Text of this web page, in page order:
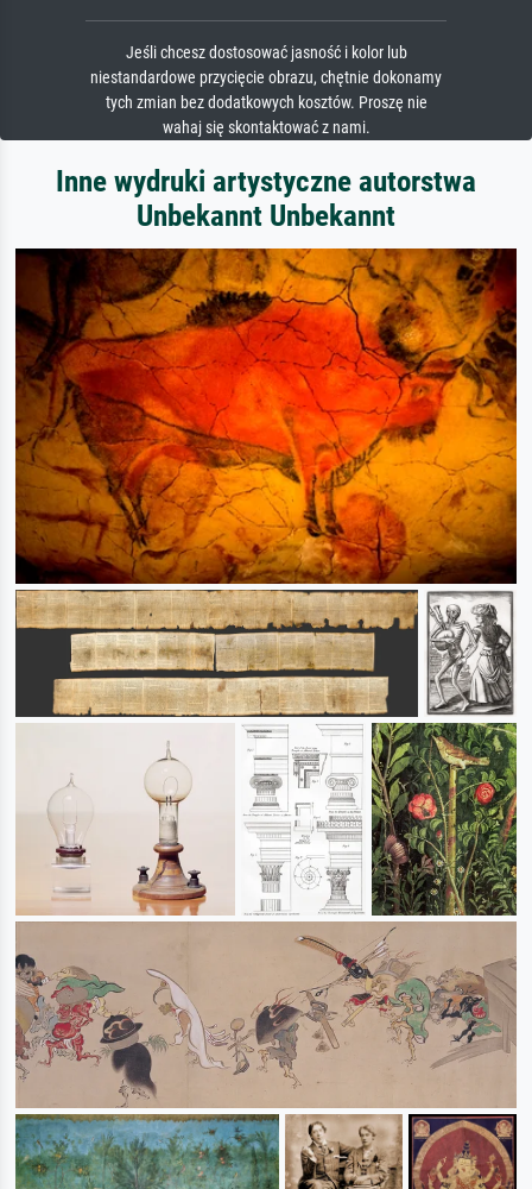
Jeśli chcesz dostosować jasność i kolor lub
niestandardowe przycięcie obrazu, chętnie dokonamy
tych zmian bez dodatkowych kosztów. Proszę nie
wahaj się skontaktować z nami.
Inne wydruki artystyczne autorstwa
Unbekannt Unbekannt